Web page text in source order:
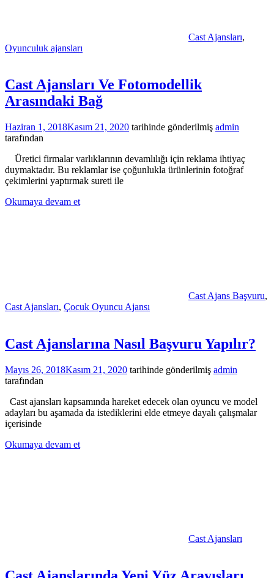
Cast Ajansları,
Oyunculuk ajansları
Cast Ajansları Ve Fotomodellik
Arasındaki Bağ
Haziran 1, 2018Kasım 21, 2020 tarihinde gönderilmiş admin
tarafından
Üretici firmalar varlıklarının devamlılığı için reklama ihtiyaç
duymaktadır. Bu reklamlar ise çoğunlukla ürünlerinin fotoğraf
çekimlerini yaptırmak sureti ile
Okumaya devam et
Cast Ajans Başvuru,
Cast Ajansları, Çocuk Oyuncu Ajansı
Cast Ajanslarına Nasıl Başvuru Yapılır?
Mayıs 26, 2018Kasım 21, 2020 tarihinde gönderilmiş admin
tarafından
Cast ajansları kapsamında hareket edecek olan oyuncu ve model
adayları bu aşamada da istediklerini elde etmeye dayalı çalışmalar
içerisinde
Okumaya devam et
Cast Ajansları